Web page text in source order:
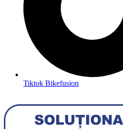
Tiktok Bikefusion